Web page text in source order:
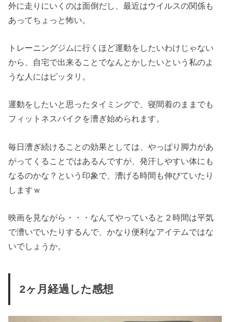
外に走りにいくのは面倒だし、最近はウイルスの関係も
あってちょっと怖い。
トレーニングジムに行くほど運動をしたいわけじゃない
から、自宅で出来ることでなんとかしたいという私のよ
うな人にはピッタリ。
運動をしたいと思ったタイミングで、寝間着のままでも
フィットネスバイクを漕ぎ始められます。
毎日漕ぎ続けることの効果としては、やっぱり脚力があ
がってくることではあるんですが、発汗しやすい体にも
なるのかな？という印象で、漕げる時間も伸びていたり
しますｗ
映画を見ながら・・・なんてやっていると２時間は平気
で漕いでいたりするんで、かなり便利なアイテムではな
いでしょうか。
2ヶ月経過した感想